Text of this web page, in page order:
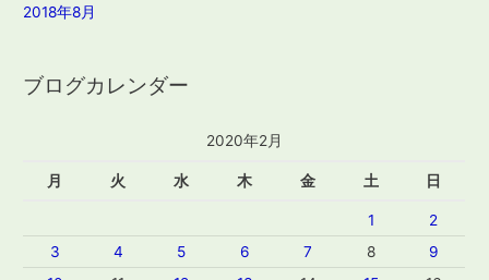
2018年8月
ブログカレンダー
2020年2月
月 火 水 木 金 土 日
1
2
3
4 5 6 7 8
9